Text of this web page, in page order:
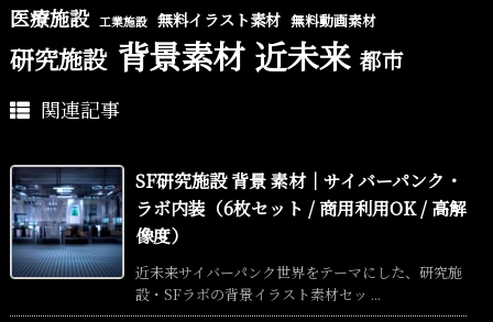
医療施設 工業施設 無料イラスト素材 無料動画素材
研究施設 背景素材 近未来 都市
関連記事
SF研究施設 背景 素材｜サイバーパンク・
ラボ内装（6枚セット / 商用利用OK / 高解
像度）
近未来サイバーパンク世界をテーマにした、研究施
設・SFラボの背景イラスト素材セッ ...